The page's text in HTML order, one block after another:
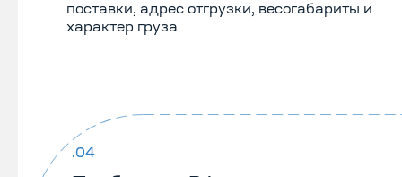
поставки, адрес отгрузки, весогабариты и
характер груза